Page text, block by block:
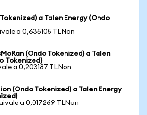
a Talen Energy (Ondo
a 0,635105 TLNon
(Ondo Tokenized) a Talen
Tokenized)
a 0,203187 TLNon
(Ondo Tokenized) a Talen Energy
a 0,017269 TLNon